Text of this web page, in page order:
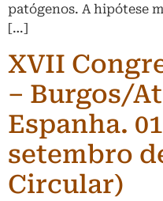
patógenos. A hipótese
[…]
XVII
– Burgos/
Espanha.
setembro
Circular)